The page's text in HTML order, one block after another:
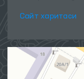
Сайт харитаси